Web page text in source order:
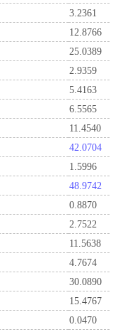
3.2361
12.8766
25.0389
2.9359
5.4163
6.5565
11.4540
42.0704
1.5996
48.9742
0.8870
2.7522
11.5638
4.7674
30.0890
15.4767
0.0470